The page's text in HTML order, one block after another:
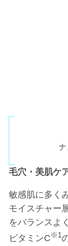
ナ
毛穴・美肌ケ
敏感肌に多く
モイスチャー
をバランスよ
ビタミンC※1